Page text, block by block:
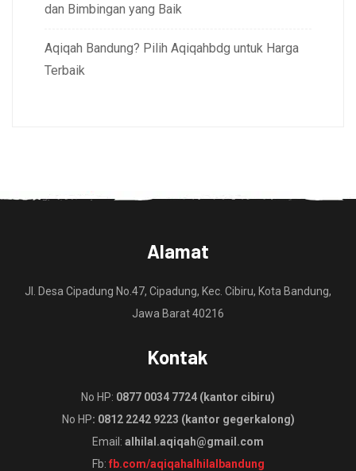
dan Bimbingan yang Baik
Aqiqah Bandung? Pilih Aqiqahbdg untuk Harga
Terbaik
Alamat
Jl. Desa Cipadung No.47, Cipadung, Kec. Cibiru, Kota Bandung,
Jawa Barat 40216
Kontak
No HP: 0877 0034 7724 (kantor cibiru)
No HP: 0812 2242 9223 (kantor gegerkalong)
Email: alhilal.aqiqah@gmail.com
Fb: fb.com/aqiqahalhilalbandung